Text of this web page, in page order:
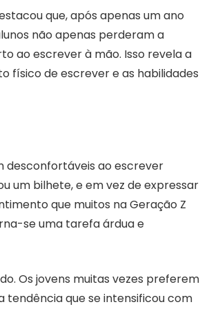
que, após apenas um ano
não apenas perderam a
ao escrever à mão. Isso revela a
físico de escrever e as habilidades
desconfortáveis ao escrever
um bilhete, e em vez de expressar
que muitos na Geração Z
se uma tarefa árdua e
Os jovens muitas vezes preferem
tendência que se intensificou com